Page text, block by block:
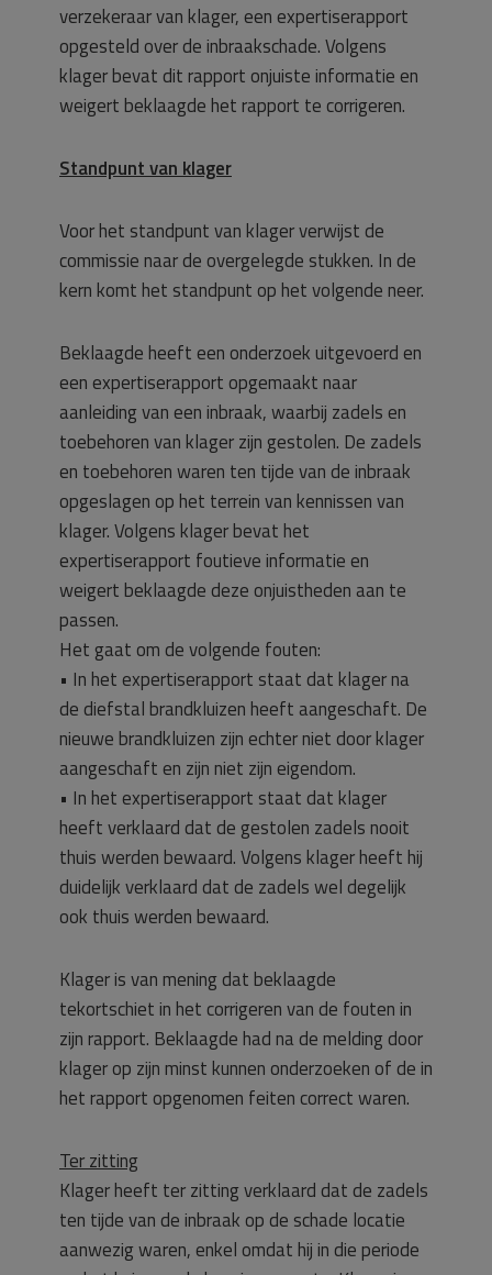
verzekeraar van klager, een expertiserapport
opgesteld over de inbraakschade. Volgens
klager bevat dit rapport onjuiste informatie en
weigert beklaagde het rapport te corrigeren.
Standpunt van klager
Voor het standpunt van klager verwijst de
commissie naar de overgelegde stukken. In de
kern komt het standpunt op het volgende neer.
Beklaagde heeft een onderzoek uitgevoerd en
een expertiserapport opgemaakt naar
aanleiding van een inbraak, waarbij zadels en
toebehoren van klager zijn gestolen. De zadels
en toebehoren waren ten tijde van de inbraak
opgeslagen op het terrein van kennissen van
klager. Volgens klager bevat het
expertiserapport foutieve informatie en
weigert beklaagde deze onjuistheden aan te
passen.
Het gaat om de volgende fouten:
• In het expertiserapport staat dat klager na
de diefstal brandkluizen heeft aangeschaft. De
nieuwe brandkluizen zijn echter niet door klager
aangeschaft en zijn niet zijn eigendom.
• In het expertiserapport staat dat klager
heeft verklaard dat de gestolen zadels nooit
thuis werden bewaard. Volgens klager heeft hij
duidelijk verklaard dat de zadels wel degelijk
ook thuis werden bewaard.
Klager is van mening dat beklaagde
tekortschiet in het corrigeren van de fouten in
zijn rapport. Beklaagde had na de melding door
klager op zijn minst kunnen onderzoeken of de in
het rapport opgenomen feiten correct waren.
Ter zitting
Klager heeft ter zitting verklaard dat de zadels
ten tijde van de inbraak op de schade locatie
aanwezig waren, enkel omdat hij in die periode